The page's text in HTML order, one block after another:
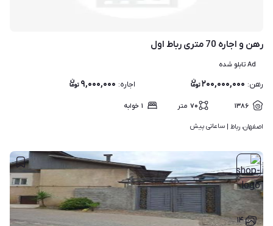
رهن و اجاره 70 متری رباط اول
Ad تابلو شده
رهن: ۲۰۰,۰۰۰,۰۰۰ اجاره: ۹,۰۰۰,۰۰۰
۱۳۸۶ ۷۰ متر ۱ خوابه
اصفهان، رباط | ساعاتی پیش
۱۴